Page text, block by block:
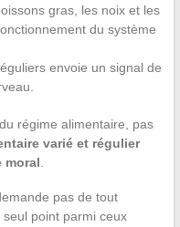
gras, les noix et les
du système
envoie un signal de
régime alimentaire, pas
varié et régulier
moral.
pas de tout
point parmi ceux